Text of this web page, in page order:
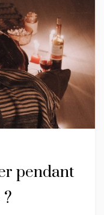
pendant